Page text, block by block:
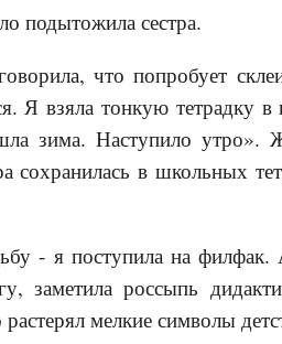
подытожила сестра.
что попробует
Я взяла тонкую тетрадку в
зима. Наступило утро».
сохранилась в школьных
- я поступила на филфак.
заметила россыпь
мелкие символы